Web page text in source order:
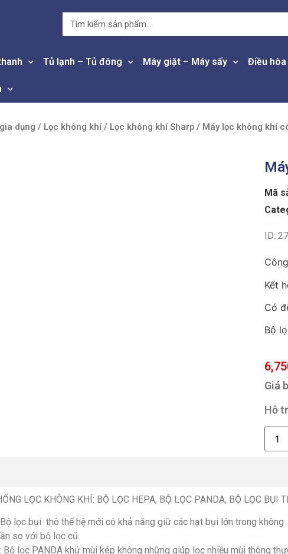
Tủ lạnh – Tủ đông Máy giặt – Máy sấy Điều hòa
dụng / Lọc không khí / Lọc không khí Sharp / Máy lọc không khí
Mã
ID:
Kết
Có
Bộ
Giá
Hỗ
LỌC KHÔNG KHÍ: BỘ LỌC HEPA, BỘ LỌC PANDA, BỘ LỌC BỤI
lọc bụi thô thế hệ mới có khả năng giữ các hạt bụi lớn trong không
so với bộ lọc cũ.
lọc PANDA khử mùi kép không những giúp lọc nhiều mùi thông